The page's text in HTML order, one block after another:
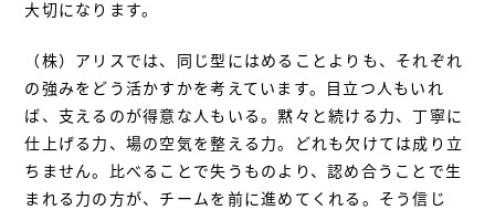
大切になります。
（株）アリスでは、同じ型にはめることよりも、それぞれ
の強みをどう活かすかを考えています。目立つ人もいれ
ば、支えるのが得意な人もいる。黙々と続ける力、丁寧に
仕上げる力、場の空気を整える力。どれも欠けては成り立
ちません。比べることで失うものより、認め合うことで生
まれる力の方が、チームを前に進めてくれる。そう信じ